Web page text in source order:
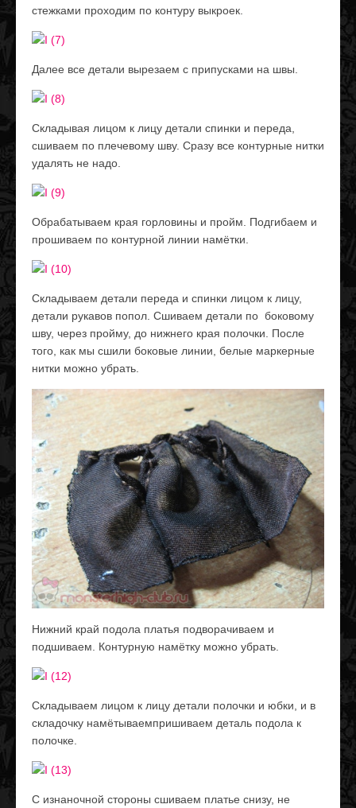
стежками проходим по контуру выкроек.
Далее все детали вырезаем с припусками на швы.
Складывая лицом к лицу детали спинки и переда,
сшиваем по плечевому шву. Сразу все контурные нитки
удалять не надо.
Обрабатываем края горловины и пройм. Подгибаем и
прошиваем по контурной линии намётки.
Складываем детали переда и спинки лицом к лицу,
детали рукавов попол. Сшиваем детали по боковому
шву, через пройму, до нижнего края полочки. После
того, как мы сшили боковые линии, белые маркерные
нитки можно убрать.
Нижний край подола платья подворачиваем и
подшиваем. Контурную намётку можно убрать.
Складываем лицом к лицу детали полочки и юбки, и в
складочку намётываемпришиваем деталь подола к
полочке.
С изнаночной стороны сшиваем платье снизу, не